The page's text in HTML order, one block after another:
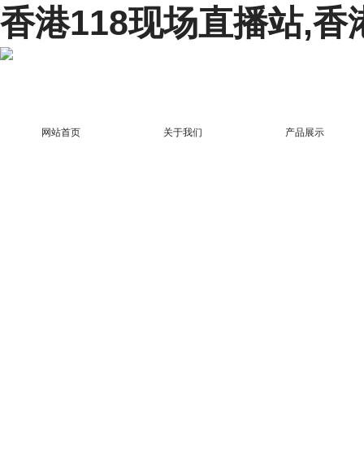
香港118现场直播站,香
网站首页 关于我们 产品展示